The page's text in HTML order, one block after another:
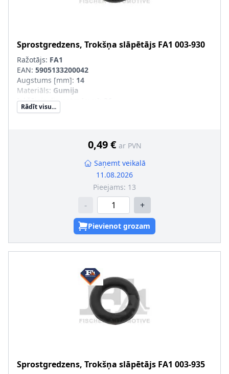
Sprostgredzens, Trokšņa slāpētājs FA1 003-930
Ražotājs: FA1
EAN: 5905133200042
Augstums [mm]: 14
Materiāls: Gumija
Iekšējais diametrs [mm]
Ārējais diametrs [mm]
Rādīt visu...
0,49 € ar PVN
Saņemt veikalā
11.08.2026
Pieejams: 13
- +
Pievienot grozam
Sprostgredzens, Trokšņa slāpētājs FA1 003-935